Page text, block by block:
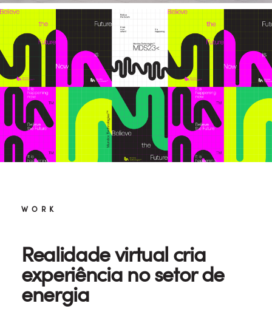
WORK
Realidade virtual cria
experiência no setor de
energia